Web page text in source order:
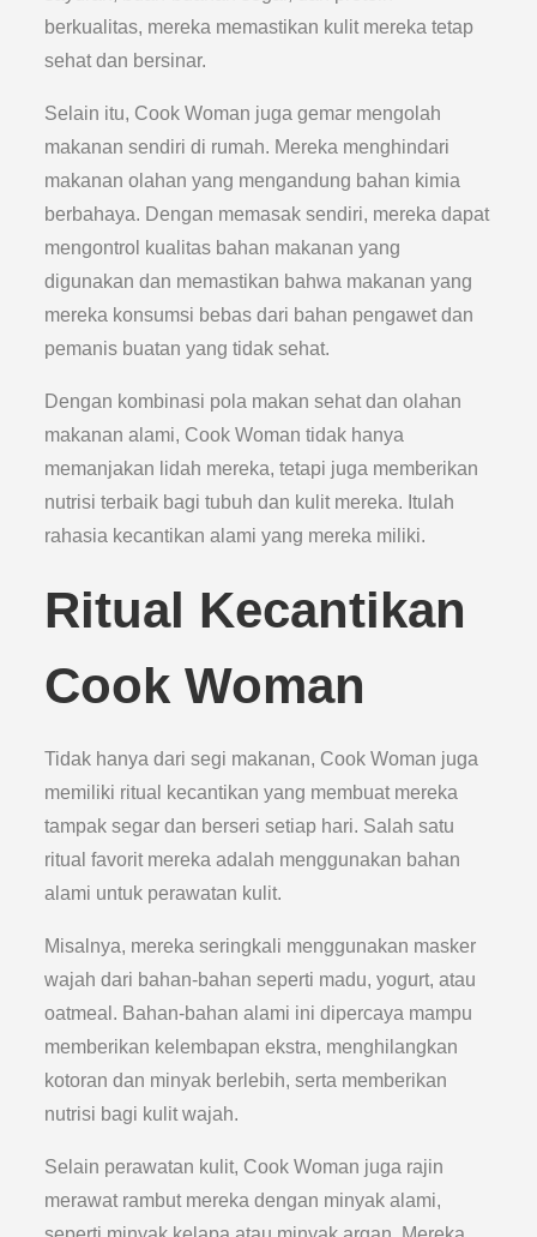
berkualitas, mereka memastikan kulit mereka tetap
sehat dan bersinar.
Selain itu, Cook Woman juga gemar mengolah
makanan sendiri di rumah. Mereka menghindari
makanan olahan yang mengandung bahan kimia
berbahaya. Dengan memasak sendiri, mereka dapat
mengontrol kualitas bahan makanan yang
digunakan dan memastikan bahwa makanan yang
mereka konsumsi bebas dari bahan pengawet dan
pemanis buatan yang tidak sehat.
Dengan kombinasi pola makan sehat dan olahan
makanan alami, Cook Woman tidak hanya
memanjakan lidah mereka, tetapi juga memberikan
nutrisi terbaik bagi tubuh dan kulit mereka. Itulah
rahasia kecantikan alami yang mereka miliki.
Ritual Kecantikan
Cook Woman
Tidak hanya dari segi makanan, Cook Woman juga
memiliki ritual kecantikan yang membuat mereka
tampak segar dan berseri setiap hari. Salah satu
ritual favorit mereka adalah menggunakan bahan
alami untuk perawatan kulit.
Misalnya, mereka seringkali menggunakan masker
wajah dari bahan-bahan seperti madu, yogurt, atau
oatmeal. Bahan-bahan alami ini dipercaya mampu
memberikan kelembapan ekstra, menghilangkan
kotoran dan minyak berlebih, serta memberikan
nutrisi bagi kulit wajah.
Selain perawatan kulit, Cook Woman juga rajin
merawat rambut mereka dengan minyak alami,